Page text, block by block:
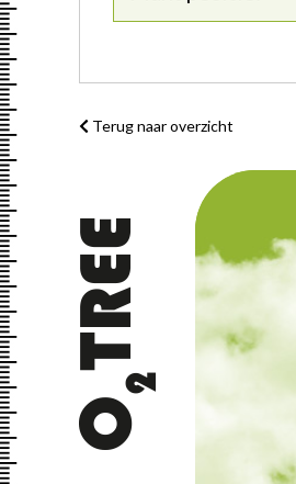
Terug naar overzicht